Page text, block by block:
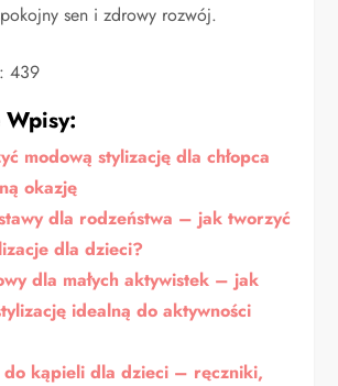
sen i zdrowy rozwój.
439
Wpisy:
modową stylizację dla chłopca
okazję
dla rodzeństwa – jak tworzyć
dla dzieci?
dla małych aktywistek – jak
idealną do aktywności
do kąpieli dla dzieci – ręczniki,